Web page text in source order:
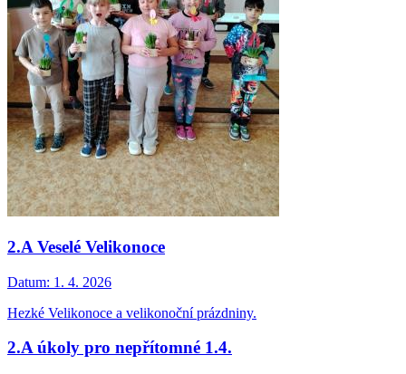
2.A Veselé Velikonoce
Datum: 1. 4. 2026
Hezké Velikonoce a velikonoční prázdniny.
2.A úkoly pro nepřítomné 1.4.